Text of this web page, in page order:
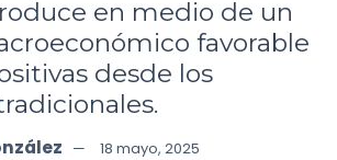
en medio de un
favorable
desde los
18 mayo, 2025